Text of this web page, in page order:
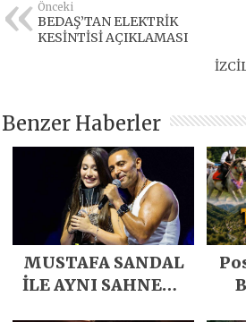
Önceki
BEDAŞ’TAN ELEKTRİK
KESİNTİSİ AÇIKLAMASI
Benzer Haberler
MUSTAFA SANDAL
İLE AYNI SAHNEDE